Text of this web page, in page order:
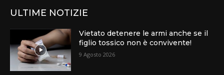
ULTIME NOTIZIE
Vietato detenere le armi anche se il
figlio tossico non è convivente!
9 Agosto 2026